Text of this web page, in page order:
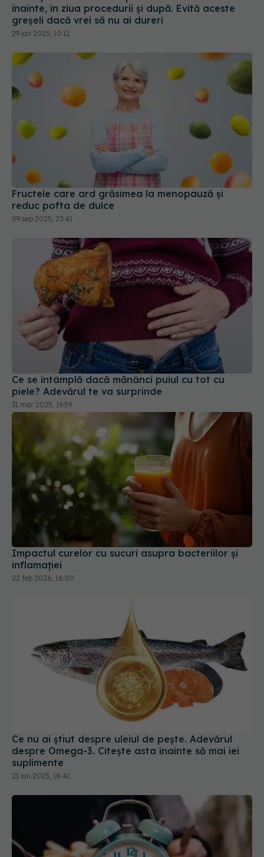
înainte, în ziua procedurii și după. Evită aceste
greșeli dacă vrei să nu ai dureri
29 ian 2025, 10:12
Fructele care ard grăsimea la menopauză și
reduc pofta de dulce
09 sep 2025, 23:41
Ce se întâmplă dacă mănânci puiul cu tot cu
piele? Adevărul te va surprinde
31 mar 2025, 19:59
Impactul curelor cu sucuri asupra bacteriilor și
inflamației
22 feb 2026, 16:00
Ce nu ai știut despre uleiul de pește. Adevărul
despre Omega-3. Citește asta înainte să mai iei
suplimente
21 ian 2025, 18:41